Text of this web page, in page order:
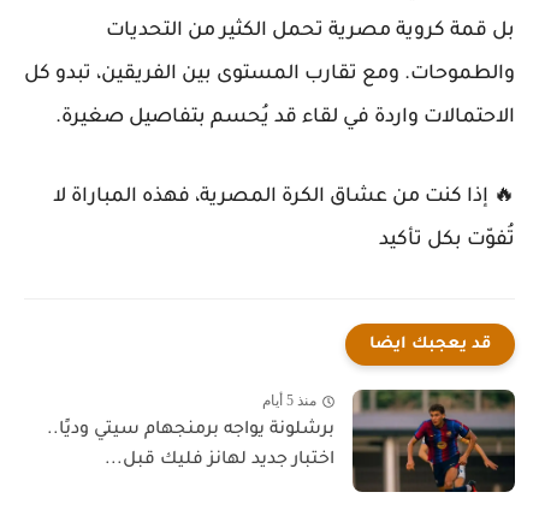
بل قمة كروية مصرية تحمل الكثير من التحديات
والطموحات. ومع تقارب المستوى بين الفريقين، تبدو كل
الاحتمالات واردة في لقاء قد يُحسم بتفاصيل صغيرة.
🔥 إذا كنت من عشاق الكرة المصرية، فهذه المباراة لا
تُفوّت بكل تأكيد
قد يعجبك ايضا
منذ 5 أيام
برشلونة يواجه برمنجهام سيتي وديًا..
اختبار جديد لهانز فليك قبل...